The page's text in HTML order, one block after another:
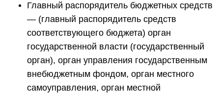
Главный распорядитель бюджетных средств
— (главный распорядитель средств
соответствующего бюджета) орган
государственной власти (государственный
орган), орган управления государственным
внебюджетным фондом, орган местного
самоуправления, орган местной